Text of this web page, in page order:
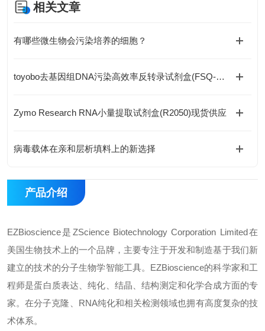
相关文章
有哪些微生物会污染培养的细胞？
toyobo去基因组DNA污染高效率反转录试剂盒(FSQ-301)现货供应
Zymo Research RNA小量提取试剂盒(R2050)现货供应
病毒载体在亲和层析填料上的新选择
产品介绍
EZBioscience是ZScience Biotechnology Corporation Limited在
美国生物技术上的一个品牌，主要专注于开发和制造基于我们新
建立的技术的分子生物学智能工具。EZBioscience的科学家和工
程师是蛋白质表达、纯化、结晶、结构测定和化学合成方面的专
家。在分子克隆、RNA纯化和相关检测领域也拥有高度复杂的技
术体系。